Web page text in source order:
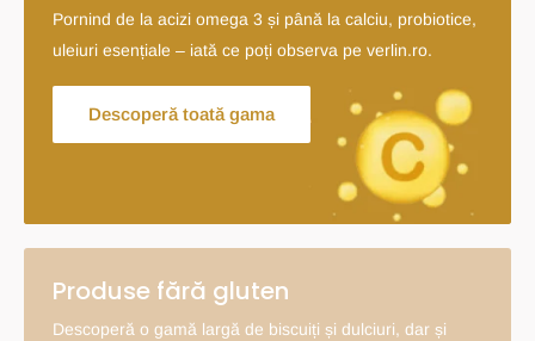
Pornind de la acizi omega 3 și până la calciu, probiotice,
uleiuri esențiale – iată ce poți observa pe verlin.ro.
Descoperă toată gama
Produse fără gluten
Descoperă o gamă largă de biscuiți și dulciuri, dar și